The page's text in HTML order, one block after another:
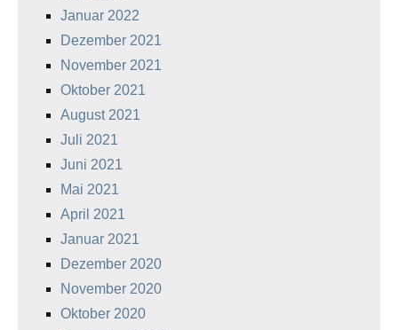
Januar 2022
Dezember 2021
November 2021
Oktober 2021
August 2021
Juli 2021
Juni 2021
Mai 2021
April 2021
Januar 2021
Dezember 2020
November 2020
Oktober 2020